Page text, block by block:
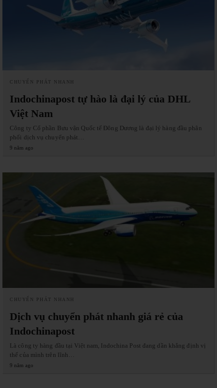
CHUYỂN PHÁT NHANH
Indochinapost tự hào là đại lý của DHL
Việt Nam
Công ty Cổ phần Bưu vận Quốc tế Đông Dương là đại lý hàng đầu phân
phối dịch vụ chuyển phát…
9 năm ago
CHUYỂN PHÁT NHANH
Dịch vụ chuyển phát nhanh giá rẻ của
Indochinapost
Là công ty hàng đầu tại Việt nam, Indochina Post đang dần khẳng định vị
thế của mình trên lĩnh…
9 năm ago